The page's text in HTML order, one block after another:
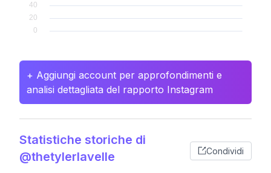
+ Aggiungi account per approfondimenti e
analisi dettagliata del rapporto Instagram
Statistiche storiche di
@thetylerlavelle
Condividi